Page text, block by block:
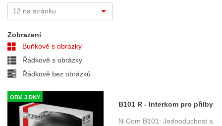
Zobrazení
Buňkově s obrázky
Řádkově s obrázky
Řádkově bez obrázků
OBV. 3 DNY
B101 R - Interkom pro přilby
Nolan BNCOM00000045
N-Com B101: Jednoduchost a